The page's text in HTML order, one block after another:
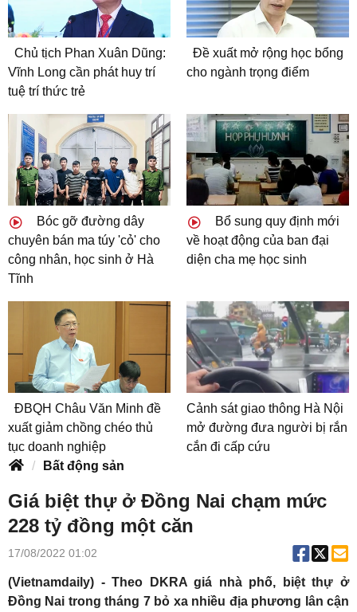
Chủ tịch Phan Xuân Dũng:
Vĩnh Long cần phát huy trí
tuệ trí thức trẻ
Đề xuất mở rộng học bổng
cho ngành trọng điểm
Bóc gỡ đường dây
chuyên bán ma túy 'cỏ' cho
công nhân, học sinh ở Hà
Tĩnh
Bổ sung quy định mới
về hoạt động của ban đại
diện cha mẹ học sinh
ĐBQH Châu Văn Minh đề
xuất giảm chồng chéo thủ
tục doanh nghiệp
Cảnh sát giao thông Hà Nội
mở đường đưa người bị rắn
cắn đi cấp cứu
Bất động sản
Giá biệt thự ở Đồng Nai chạm mức
228 tỷ đồng một căn
17/08/2022 01:02
(Vietnamdaily) - Theo DKRA giá nhà phố, biệt thự ở
Đồng Nai trong tháng 7 bỏ xa nhiều địa phương lân cận